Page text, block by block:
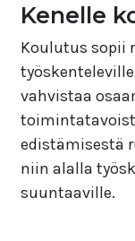
Kenelle
Koulutus sopii
vahvistaa
edistämisestä
niin alalla
suuntaaville.